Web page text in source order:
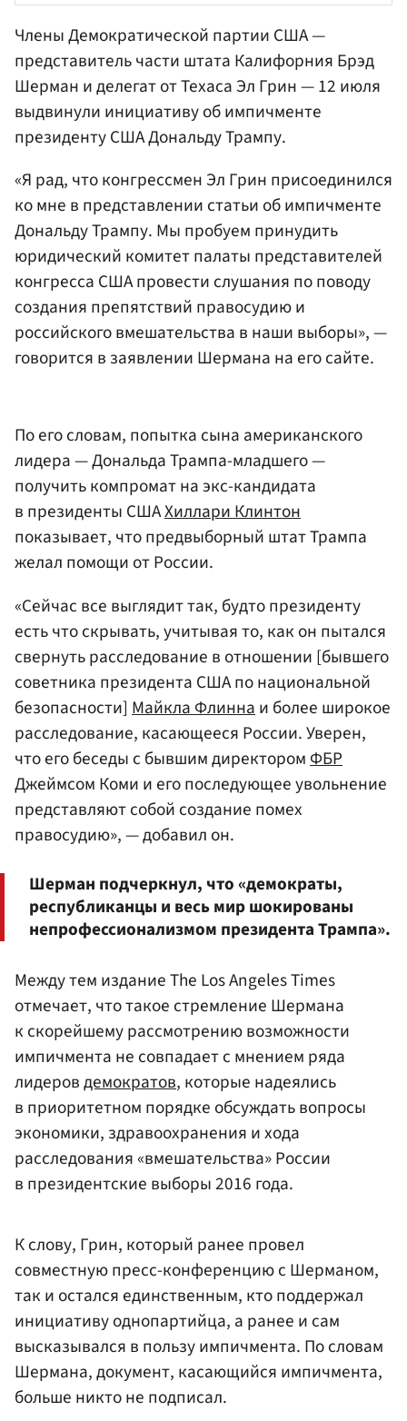
Члены Демократической партии США —
представитель части штата Калифорния Брэд
Шерман и делегат от ТехасаЭл Грин— 12 июля
выдвинули инициативу об импичменте
президенту США ДональдуТрампу.
«Я рад, что конгрессмен Эл Грин присоединился
ко мне в представлении статьи об импичменте
Дональду Трампу. Мы пробуем принудить
юридический комитет палаты представителей
конгресса США провести слушания по поводу
создания препятствий правосудию и
российского вмешательства в наши выборы», —
говорится в заявлении Шермана на его сайте.
По его словам, попытка сына американского
лидера — Дональда Трампа-младшего —
получить компромат на экс-кандидата
в президенты СШАХиллари Клинтон
показывает, что предвыборный штат Трампа
желал помощи от России.
«Сейчас все выглядит так, будто президенту
есть что скрывать, учитывая то, как он пытался
свернуть расследование в отношении [бывшего
советника президента США по национальной
безопасности] Майкла Флиннаи более широкое
расследование, касающееся России. Уверен,
что его беседы с бывшим директоромФБР
Джеймсом Коми и его последующее увольнение
представляют собой создание помех
правосудию», — добавил он.
Шерман подчеркнул, что «демократы,
республиканцы и весь мир шокированы
непрофессионализмом президента Трампа».
Между тем издание The Los Angeles Times
отмечает, что такое стремление Шермана
к скорейшему рассмотрению возможности
импичмента не совпадает с мнением ряда
лидеровдемократов, которые надеялись
в приоритетном порядке обсуждать вопросы
экономики, здравоохранения и хода
расследования «вмешательства» России
в президентские выборы 2016 года.
К слову, Грин, который ранее провел
совместную пресс-конференцию с Шерманом,
так и остался единственным, кто поддержал
инициативу однопартийца, а ранее и сам
высказывался в пользу импичмента. По словам
Шермана, документ, касающийся импичмента,
больше никто не подписал.